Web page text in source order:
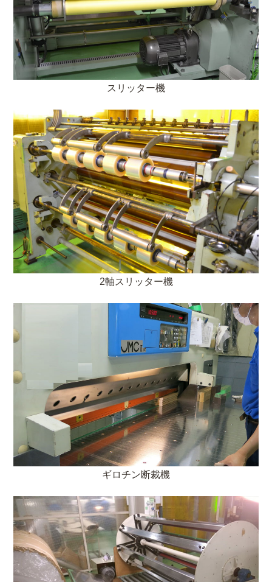
スリッター機
2軸スリッター機
ギロチン断裁機